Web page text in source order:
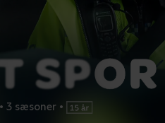
• 3 sæsoner •